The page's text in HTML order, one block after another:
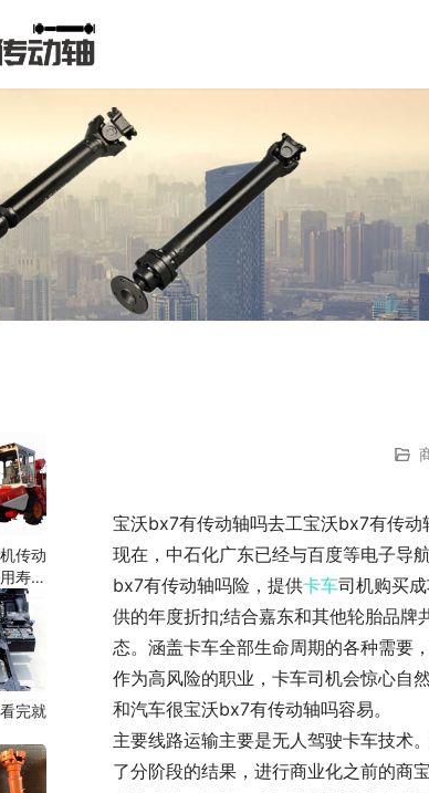
宝沃bx7有传动轴吗去工宝沃bx7有传动
现在，中石化广东已经与百度等电子导
bx7有传动轴吗险，提供卡车司机购买
供的年度折扣;结合嘉东和其他轮胎品牌
态。涵盖卡车全部生命周期的各种需要
作为高风险的职业，卡车司机会惊心自
和汽车很宝沃bx7有传动轴吗容易。
主要线路运输主要是无人驾驶卡车技术
了分阶段的结果，进行商业化之前的商
传动
寿命
完就